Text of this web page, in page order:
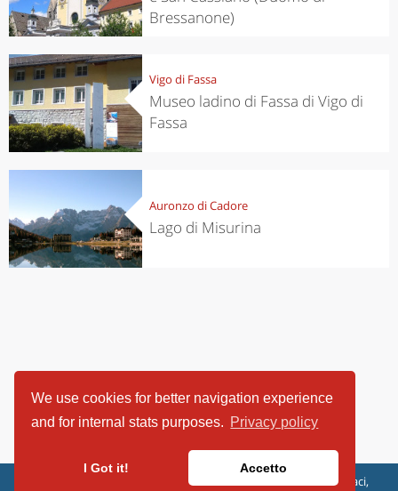
We use cookies for better navigation experience
and for internal stats purposes. Privacy policy
I Got it! Accetto
Bressanone)
Vigo di Fassa
Museo ladino di Fassa di Vigo di
Fassa
Auronzo di Cadore
Lago di Misurina
ViaggiArt - © 2013-2026 Altrama Italia SRL | Piazza Caduti di Capaci,